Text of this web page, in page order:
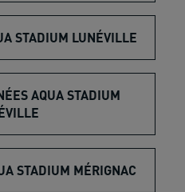
STADIUM LUNÉVILLE
AQUA STADIUM
STADIUM MÉRIGNAC